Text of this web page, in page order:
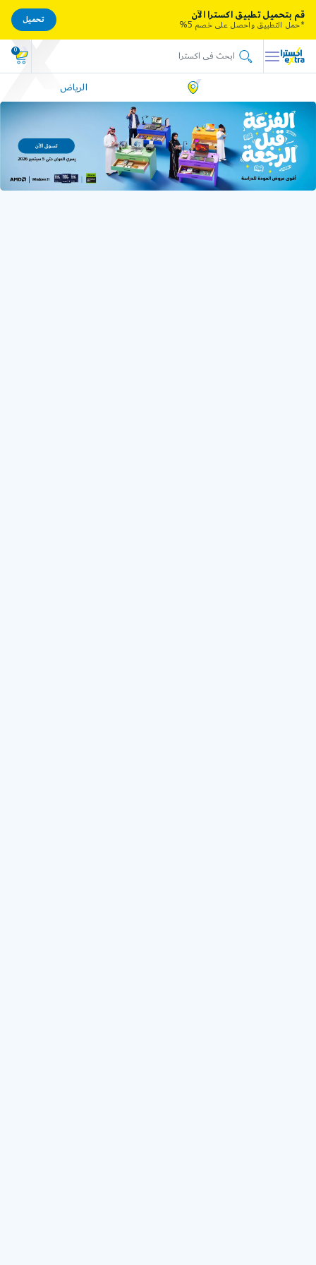
0
الرياض
قم بتحميل تطبيق اكسترا الآن
*حمل التطبيق واحصل على خصم 5%
تحميل